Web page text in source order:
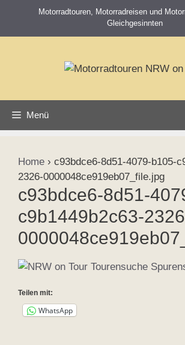
springen
Motorradtouren, Motorradreisen und
Gleichgesinnten
Menü
Home › c93bdce6-8d51-4079-b105-
2326-0000048ce919eb07_file.jpg
c93bdce6-8d51-
c9b1449b2c63-
Teilen mit:
WhatsApp